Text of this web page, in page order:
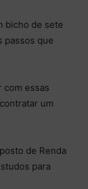
bicho de sete
passos que
com essas
um
de Renda
para